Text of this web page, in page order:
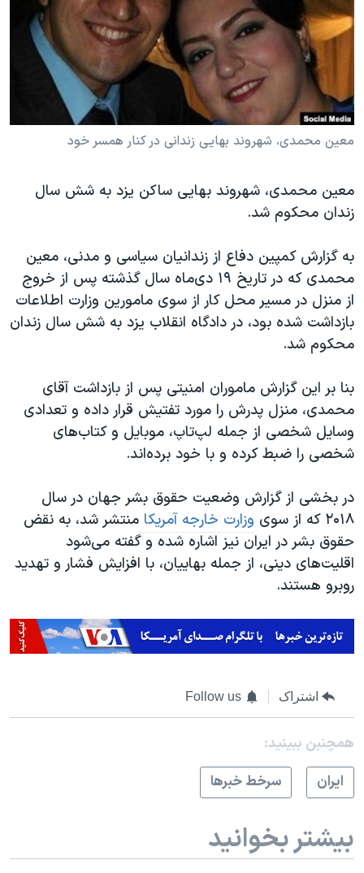
فرهنگ و زندگی
حقوق شهروندی
اقتصادی
علم و فناوری
آرشیو پخش زنده
مستندها
انتخابات ریاست جمهوری آمریکا ۲۰۲۴
حمله جمهوری اسلامی به اسرائیل
رمز مهسا
مجموعه مستندهای دادخواهی
تریبونال مردمی آبان ۹۸
دادگاه حمید نوری
چهل سال گروگان‌گیری
قانون شفافیت دارائی کادر رهبری ایران
اعتراضات مردمی آبان ۹۸
نرگس محمدی برنده جایزه نوبل صلح
همایش محافظه‌کاران آمریکا «سی‌پک»
صفحه‌های ویژه
دنبال کنید
زبانهای مختلف
معین محمدی، شهروند بهایی زندانی در کنار همسر خود
معین محمدی، شهروند بهایی ساکن یزد به شش سال
زندان محکوم شد.
به گزارش کمپین دفاع از زندانیان سیاسی و مدنی، معین
محمدی که در تاریخ ۱۹ دی‌ماه سال گذشته پس از خروج
از منزل در مسیر محل کار از سوی مامورین وزارت اطلاعات
بازداشت شده ‌بود، در دادگاه انقلاب یزد به شش سال زندان
محکوم شد.
بنا بر این گزارش ماموران امنیتی پس از بازداشت آقای
محمدی، منزل پدرش را مورد تفتیش قرار داده و تعدادی
وسایل شخصی از جمله لپ‌تاپ، موبایل‌ و کتاب‌های
شخصی را ضبط کرده‌ و با خود برده‌اند.
در بخشی از گزارش وضعیت حقوق بشر جهان در سال
۲۰۱۸ که از سوی
وزارت خارجه آمریکا منتشر شد، به نقض
حقوق بشر در ایران نیز اشاره شده و گفته می‌شود
اقلیت‌های دینی، از جمله بهاییان، با افزایش فشار و تهدید
روبرو هستند.
اشتراک Follow us
همچنبن ببینید:
ايران
سرخط خبرها
بیشتر بخوانید